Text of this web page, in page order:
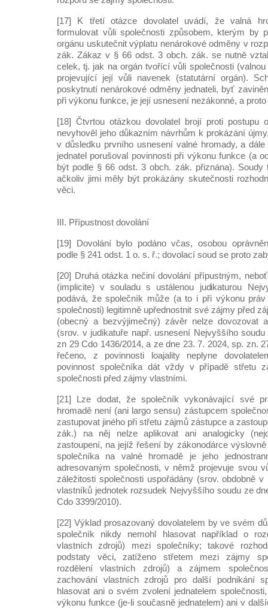
[17] K třetí otázce dovolatel uvádí, že valná
formulovat vůli společnosti způsobem, kterým by
orgánu uskutečnit výplatu nenárokové odměny v
zák. Zákaz v § 66 odst. 3 obch. zák. se nutně
celek, tj. jak na orgán tvořící vůli společnosti
projevující její vůli navenek (statutární orgán).
poskytnutí nenárokové odměny jednateli, byť
při výkonu funkce, je její usnesení nezákonné, a proto
[18] Čtvrtou otázkou dovolatel brojí proti postupu
nevyhověl jeho důkazním návrhům k prokázání
v důsledku prvního usnesení valné hromady, a
jednatel porušoval povinnosti při výkonu funkce (a
být podle § 66 odst. 3 obch. zák. přiznána). Soudy
ačkoliv jimi měly být prokázány skutečnosti
věci.
III. Přípustnost dovolání
[19] Dovolání bylo podáno včas, osobou
podle § 241 odst. 1 o. s. ř.; dovolací soud se proto
[20] Druhá otázka nečiní dovolání přípustným,
(implicite) v souladu s ustálenou judikaturou
podává, že společník může (a to i při výkonu
společnosti) legitimně upřednostnit své zájmy před
(obecný a bezvýjimečný) závěr nelze dovozovat
(srov. v judikatuře např. usnesení Nejvyššího
zn 29 Cdo 1436/2014, a ze dne 23. 7. 2024, sp. zn.
řečeno, z povinnosti loajality neplyne
povinnost společníka dát vždy v případě střetu
společnosti před zájmy vlastními.
[21] Lze dodat, že společník vykonávající své
hromadě není (ani largo sensu) zástupcem
zastupovat jiného při střetu zájmů zástupce a
zák.) na něj nelze aplikovat ani analogicky
zastoupení, na jejíž řešení by zákonodárce
společníka na valné hromadě je jeho
adresovaným společnosti, v němž projevuje svou
záležitosti společnosti uspořádány (srov. obdobně
vlastníků jednotek rozsudek Nejvyššího soudu ze
Cdo 3399/2010).
[22] Výklad prosazovaný dovolatelem by ve svém
společník nikdy nemohl hlasovat například o
vlastních zdrojů) mezi společníky; takové
podstaty věci, zatíženo střetem mezi zájmy
rozdělení vlastních zdrojů) a zájmem
zachování vlastních zdrojů pro další podnikání
hlasovat ani o svém zvolení jednatelem
výkonu funkce (je-li současně jednatelem) ani v